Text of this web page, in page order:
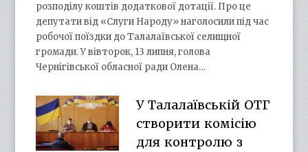
розподілу коштів додаткової дотації. Про це
депутати від «Слуги Народу» наголосили під час
робочої поїздки до Талалаївської селищної
громади. У вівторок, 13 липня, голова
Чернігівської обласної ради Олена…
У Талалаївській ОТГ
створити комісію
для контролю з